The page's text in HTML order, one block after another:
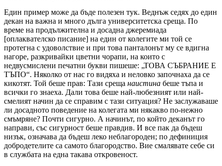
Един пример може да бъде полезен тук. Веднъж седях до един
декан на важна и много дълга университетска среща. По
време на продължителна и досадна джеремиада
[оплаквателско писание] на един от колегите ми той се
протегна с удоволствие и при това панталонът му се вдигна
нагоре, разкривайки цветни чорапи, на които с
недвусмислени печатни букви пишеше: „ТОВА СЪБРАНИЕ Е
ТЪПО“. Няколко от нас го видяха и неловко започнаха да се
кикотят. Той беше прав: Тази среща наистина беше тъпа и
всички го знаеха. Дали това беше най-любезният или най-
смелият начин да се справим с тази ситуация? Не заслужаваше
ли досадното поведение на колегата ми някакво по-нежно
смъмряне? Почти сигурно. А начинът, по който деканът го
направи, със сигурност беше правдив. И все пак да бъдеш
низък, означава да бъдеш леко неблагороден; по дефиниция
добродетелите са самото благородство. Вие смалявате себе си
в службата на една такава откровеност.